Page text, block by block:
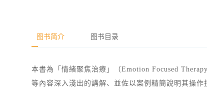
图书简介 图书目录
本書為「情緒聚焦治療」（Emotion Focused
等內容深入淺出的講解、並佐以案例精簡說明其操